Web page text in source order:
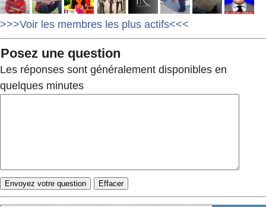
>>>Voir les membres les plus actifs<<<
Posez une question
Les réponses sont généralement disponibles en
quelques minutes